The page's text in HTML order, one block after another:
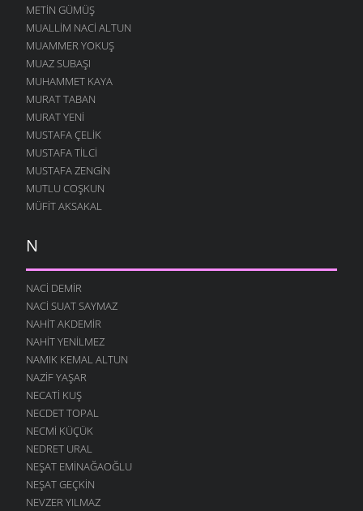
METIN GÜMÜŞ
MUALLIM NACI ALTUN
MUAMMER YOKUŞ
MUAZ SUBAŞI
MUHAMMET KAYA
MURAT TABAN
MURAT YENI
MUSTAFA ÇELIK
MUSTAFA TILCI
MUSTAFA ZENGIN
MUTLU COŞKUN
MÜFIT AKSAKAL
N
NACI DEMIR
NACI SUAT SAYMAZ
NAHIT AKDEMIR
NAHIT YENILMEZ
NAMIK KEMAL ALTUN
NAZIF YAŞAR
NECATI KUŞ
NECDET TOPAL
NECMI KÜÇÜK
NEDRET URAL
NEŞAT EMINAĞAOĞLU
NEŞAT GEÇKIN
NEVZER YILMAZ